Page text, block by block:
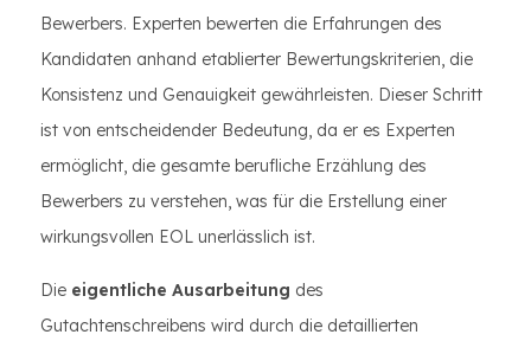
Bewerbers. Experten bewerten die Erfahrungen des
Kandidaten anhand etablierter Bewertungskriterien, die
Konsistenz und Genauigkeit gewährleisten. Dieser Schritt
ist von entscheidender Bedeutung, da er es Experten
ermöglicht, die gesamte berufliche Erzählung des
Bewerbers zu verstehen, was für die Erstellung einer
wirkungsvollen EOL unerlässlich ist.
Die eigentliche Ausarbeitung des
Gutachtenschreibens wird durch die detaillierten